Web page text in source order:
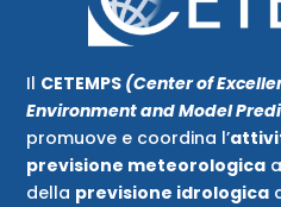
Il CETEMPS (Center of
Environment and Model
promuove e coordina l’
previsione meteorologica
della previsione idrologica